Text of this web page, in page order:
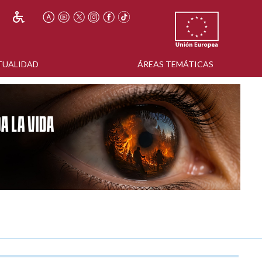
ÁREAS TEMÁTICAS